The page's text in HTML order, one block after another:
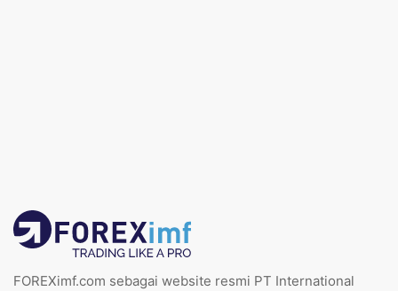
FOREXimf.com sebagai website resmi PT International